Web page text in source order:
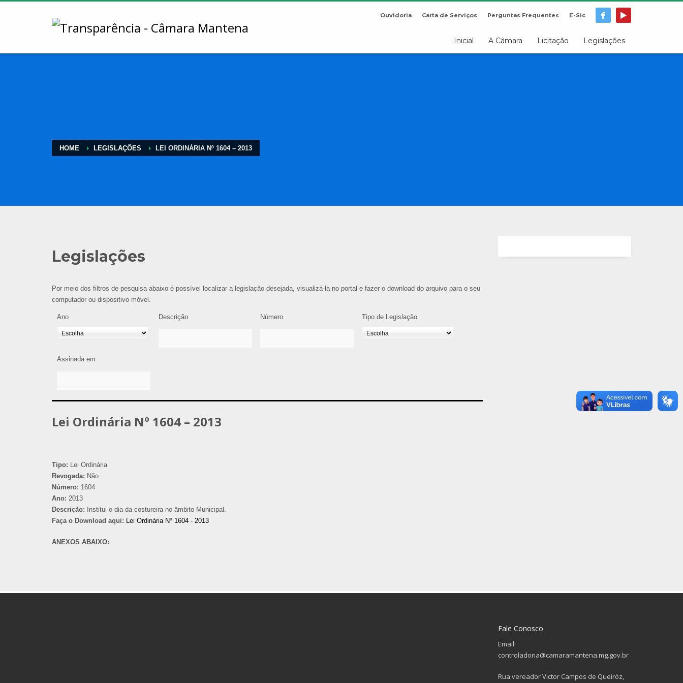
Ouvidoria Carta de Serviços Perguntas Frequentes E-Sic
Inicial A Câmara Licitação Legislações
HOME LEGISLAÇÕES LEI ORDINÁRIA Nº 1604 – 2013
Legislações
Por meio dos filtros de pesquisa abaixo é possível localizar a legislação desejada, visualizá-la no portal e fazer o download do arquivo para o seu
computador ou dispositivo móvel.
Ano Descrição Número Tipo de Legislação
Assinada em:
Lei Ordinária Nº 1604 – 2013
Tipo: Lei Ordinária
Revogada: Não
Número: 1604
Ano: 2013
Descrição: Institui o dia da costureira no âmbito Municipal.
Faça o Download aqui: Lei Ordinária Nº 1604 - 2013
ANEXOS ABAIXO:
Fale Conosco
Email:
controladoria@camaramantena.mg.gov.br
Rua vereador Victor Campos de Queiróz,